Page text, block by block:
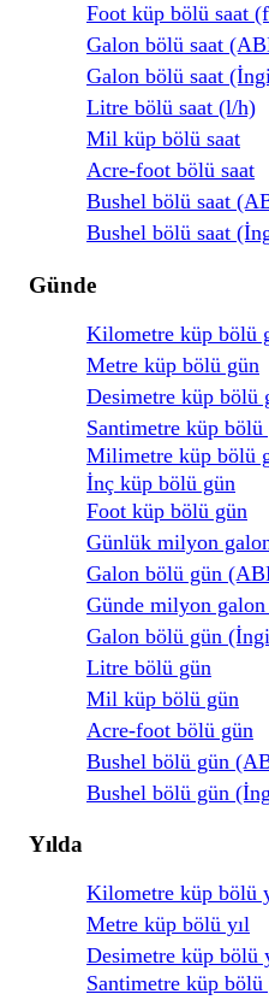
Foot küp bölü saat
Galon bölü saat
Galon bölü saat
Litre bölü saat (l/h)
Mil küp bölü saat
Acre-foot bölü saat
Bushel bölü saat
Bushel bölü saat
Günde
Kilometre küp bölü
Metre küp bölü gün
Desimetre küp bölü
Santimetre küp bölü
Milimetre küp bölü
İnç küp bölü gün
Foot küp bölü gün
Günlük milyon
Galon bölü gün
Günde milyon
Galon bölü gün
Litre bölü gün
Mil küp bölü gün
Acre-foot bölü gün
Bushel bölü gün
Bushel bölü gün
Yılda
Kilometre küp bölü
Metre küp bölü yıl
Desimetre küp bölü
Santimetre küp bölü